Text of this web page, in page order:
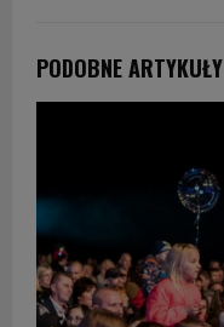
PODOBNE ARTYKUŁY